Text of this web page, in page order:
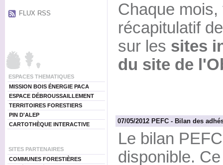
FLUX RSS
ESPACES THEMATIQUES
MISSION BOIS ÉNERGIE PACA
ESPACE DÉBROUSSAILLEMENT
TERRITOIRES FORESTIERS
PIN D'ALEP
CARTOTHÈQUE INTERACTIVE
SITES PARTENAIRES
COMMUNES FORESTIÈRES
Chaque
récapitulatif
sur les sites
du site de
07/05/2012 PEFC - Bilan des
Le bilan
disponible.